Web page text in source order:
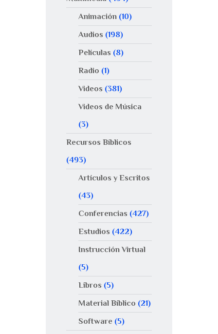
Animación(10)
Audios (198)
Películas (8)
Radio (1)
Videos (381)
Videos de Música
(3)
Recursos Bíblicos
(493)
Artículos y Escritos
(43)
Conferencias (427)
Estudios (422)
Instrucción Virtual
(5)
Libros (5)
Material Bíblico (21)
Software(5)